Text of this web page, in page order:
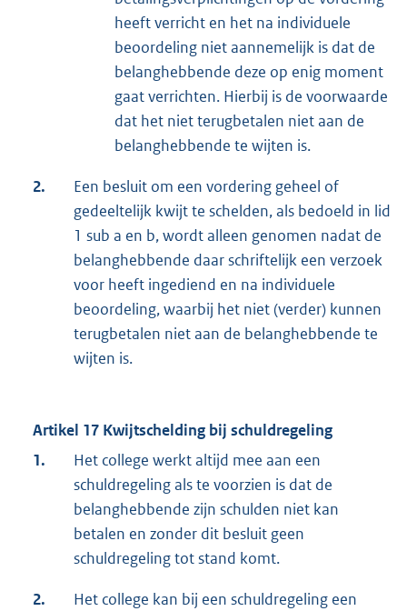
heeft verricht en het na individuele
beoordeling niet aannemelijk is dat de
belanghebbende deze op enig moment
gaat verrichten. Hierbij is de voorwaarde
dat het niet terugbetalen niet aan de
belanghebbende te wijten is.
2.
Een besluit om een vordering geheel of
gedeeltelijk kwijt te schelden, als bedoeld in lid
1 sub a en b, wordt alleen genomen nadat de
belanghebbende daar schriftelijk een verzoek
voor heeft ingediend en na individuele
beoordeling, waarbij het niet (verder) kunnen
terugbetalen niet aan de belanghebbende te
wijten is.
Artikel 17 Kwijtschelding bij schuldregeling
1.
Het college werkt altijd mee aan een
schuldregeling als te voorzien is dat de
belanghebbende zijn schulden niet kan
betalen en zonder dit besluit geen
schuldregeling tot stand komt.
2.
Het college kan bij een schuldregeling een